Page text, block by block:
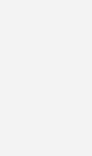
Aerodynamik,